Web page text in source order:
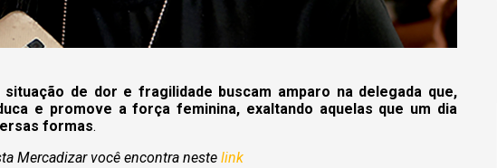
de dor e fragilidade buscam amparo na delegada que,
e promove a força feminina, exaltando aquelas que um dia
formas.
Mercadizar você encontra neste link